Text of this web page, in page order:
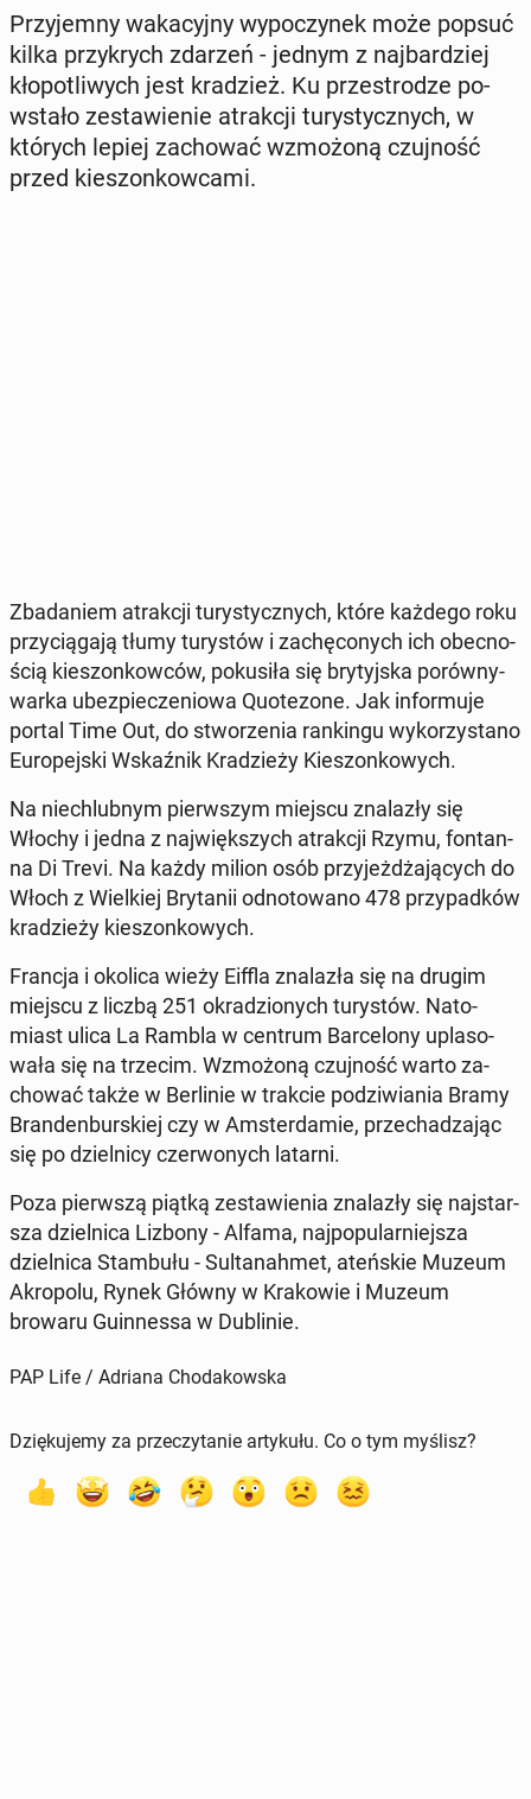
Przy­jem­ny wa­ka­cyj­ny wy­po­czy­nek może popsuć
kilka przy­krych zdarzeń - jednym z naj­bar­dziej
kło­po­tli­wych jest kra­dzież. Ku prze­stro­dze po­
wsta­ło ze­sta­wie­nie atrak­cji tu­ry­stycz­nych, w
których lepiej za­cho­wać wzmo­żo­ną czuj­ność
przed kie­szon­kow­ca­mi.
Zba­da­niem atrak­cji tu­ry­stycz­nych, które każdego roku
przy­cią­ga­ją tłumy tu­ry­stów i za­chę­co­nych ich obec­no­
ścią kie­szon­kow­ców, po­ku­si­ła się bry­tyj­ska po­rów­ny­
war­ka ubez­pie­cze­nio­wa Qu­ote­zo­ne. Jak in­for­mu­je
portal Time Out, do stwo­rze­nia ran­kin­gu wy­ko­rzy­sta­no
Eu­ro­pej­ski Wskaź­nik Kra­dzie­ży Kie­szon­ko­wych.
Na nie­chlub­nym pierw­szym miejscu zna­la­zły się
Włochy i jedna z naj­więk­szych atrak­cji Rzymu, fon­tan­
na Di Trevi. Na każdy milion osób przy­jeż­dża­ją­cych do
Włoch z Wiel­kiej Bry­ta­nii od­no­to­wa­no 478 przy­pad­ków
kra­dzie­ży kie­szon­ko­wych.
Francja i okolica wieży Eiffla zna­la­zła się na drugim
miejscu z liczbą 251 okra­dzio­nych tu­ry­stów. Na­to­
miast ulica La Rambla w centrum Bar­ce­lo­ny upla­so­
wa­ła się na trzecim. Wzmo­żo­ną czuj­ność warto za­
cho­wać także w Ber­li­nie w trakcie po­dzi­wia­nia Bramy
Bran­den­bur­skiej czy w Am­ster­da­mie, prze­cha­dza­jąc
się po dziel­ni­cy czer­wo­nych latarni.
Poza pierw­szą piątką ze­sta­wie­nia zna­la­zły się naj­star­
sza dziel­ni­ca Lizbony - Alfama, naj­po­pu­lar­niej­sza
dziel­ni­ca Stam­bu­łu - Sul­ta­nah­met, ateń­skie Muzeum
Akro­po­lu, Rynek Główny w Kra­ko­wie i Muzeum
browaru Gu­in­nes­sa w Du­bli­nie.
PAP Life / Adriana Chodakowska
Dziękujemy za przeczytanie artykułu. Co o tym myślisz?